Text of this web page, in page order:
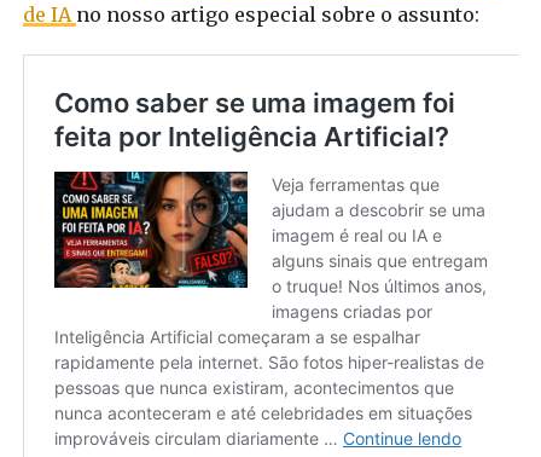
de IA no nosso artigo especial sobre o assunto: